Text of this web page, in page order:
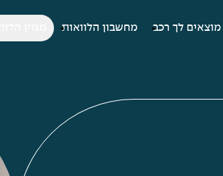
מוצאים לך רכב מחשבון הלוואות